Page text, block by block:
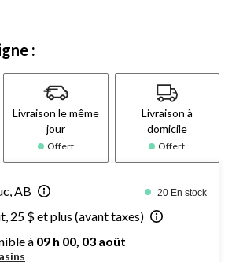
:
Livraison le même
jour
Offert
Livraison à
domicile
Offert
AB 20 En stock
25 $ et plus (avant taxes)
à 09 h 00, 03 août